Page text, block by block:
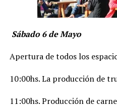
Sábado 6 de Mayo
Apertura de todos los
10:00hs. La producción de
11:00hs. Producción de